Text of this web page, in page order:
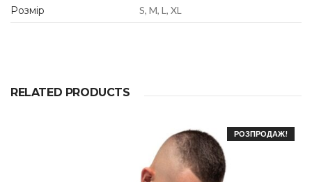
t
i
Розмір S, M, L, XL
RELATED PRODUCTS
РОЗПРОДАЖ!